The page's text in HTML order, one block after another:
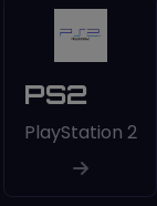
PS2
PlayStation 2